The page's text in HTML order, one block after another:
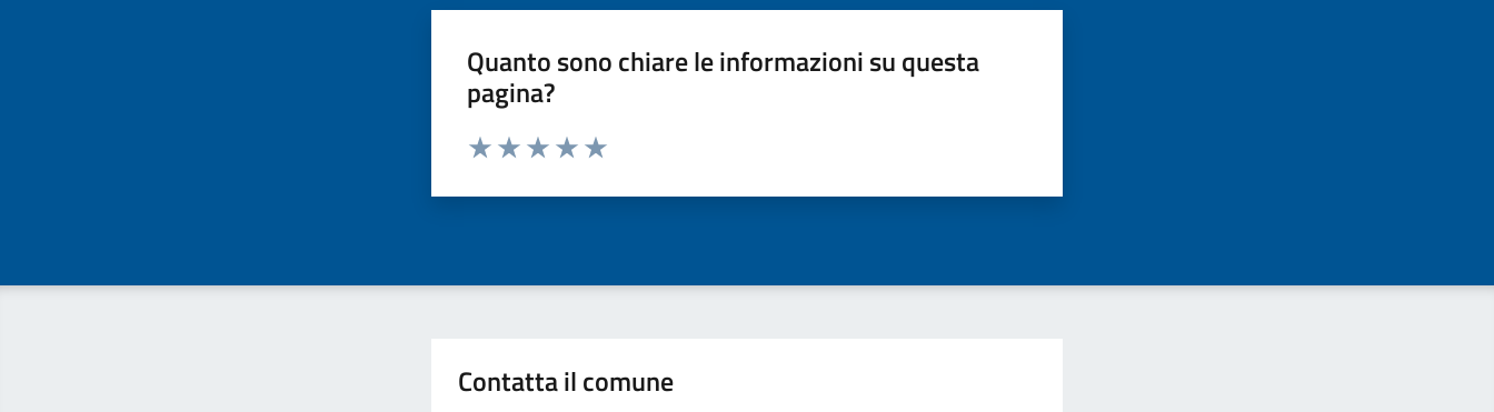
Quanto sono chiare le informazioni su questa
pagina?
Valuta da 1 a 5 stelle la pagina
Contatta il comune